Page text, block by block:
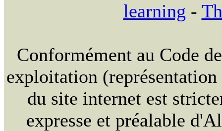
learning -
Conformément au Code
exploitation
du site internet est
expresse et préalable